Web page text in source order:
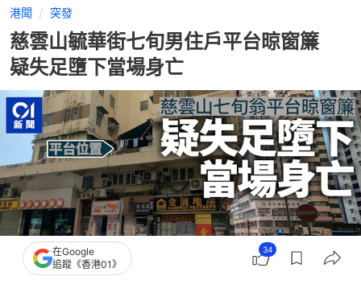
港聞 突發
慈雲山毓華街七旬男住戶平台晾窗簾
疑失足墮下當場身亡
在Google
追蹤《香港01》
34